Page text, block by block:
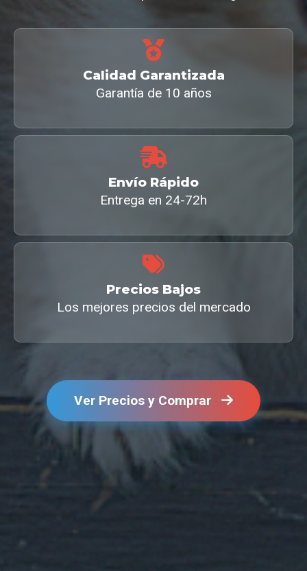
Calidad Garantizada
Garantía de 10 años
Envío Rápido
Entrega en 24-72h
Precios Bajos
Los mejores precios del mercado
Ver Precios y Comprar